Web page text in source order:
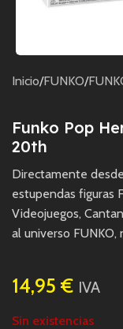
Inicio/FUNKO/
Funko Pop
20th
Directamente
estupendas figuras
Videojuegos,
al universo
14,95 € IVA
Sin existencias